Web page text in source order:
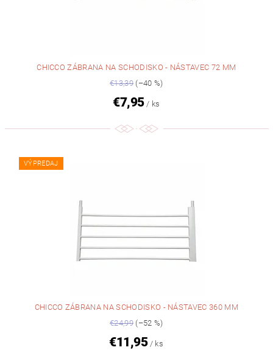
CHICCO ZÁBRANA NA SCHODISKO - NÁSTAVEC 72 MM
€13,39(–40 %)
€7,95 / ks
VÝPREDAJ
CHICCO ZÁBRANA NA SCHODISKO - NÁSTAVEC 360 MM
€24,99(–52 %)
€11,95 / ks